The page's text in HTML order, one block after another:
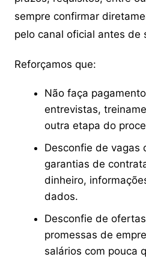
sempre confirmar
pelo canal oficial antes de
Reforçamos que:
Não faça
entrevistas,
outra etapa do
Desconfie de vagas
garantias de
dinheiro,
dados.
Desconfie de
promessas de
salários com pouca